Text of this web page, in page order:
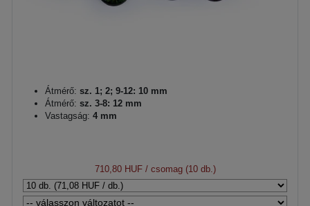
Átmérő: sz. 1; 2; 9-12: 10 mm
Átmérő: sz. 3-8: 12 mm
Vastagság: 4 mm
710,80 HUF/ csomag (10 db.)